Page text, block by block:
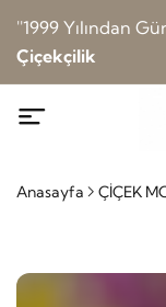
''1999 Yılından
Çiçekçilik
Anasayfa ÇİÇEK